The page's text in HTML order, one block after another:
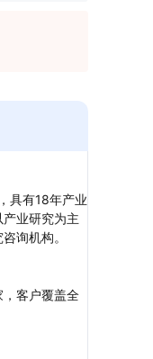
具有18年产业
业研究为主
询机构。
客户覆盖全